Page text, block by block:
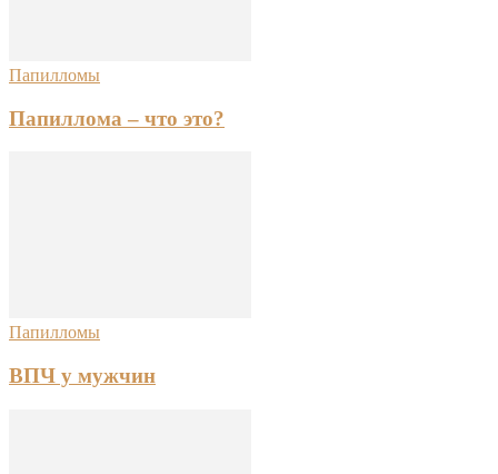
Папилломы
Папиллома – что это?
Папилломы
ВПЧ у мужчин